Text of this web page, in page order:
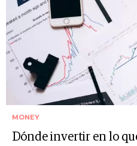
MONEY
Dónde invertir en lo